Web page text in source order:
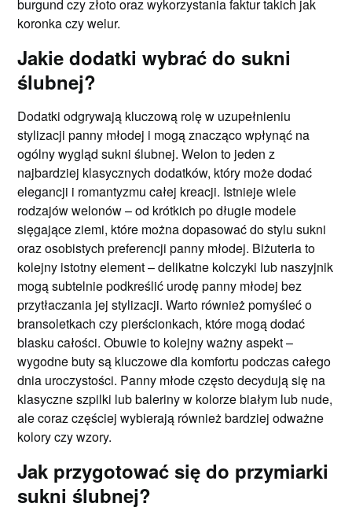
burgund czy złoto oraz wykorzystania faktur takich jak
koronka czy welur.
Jakie dodatki wybrać do sukni
ślubnej?
Dodatki odgrywają kluczową rolę w uzupełnieniu
stylizacji panny młodej i mogą znacząco wpłynąć na
ogólny wygląd sukni ślubnej. Welon to jeden z
najbardziej klasycznych dodatków, który może dodać
elegancji i romantyzmu całej kreacji. Istnieje wiele
rodzajów welonów – od krótkich po długie modele
sięgające ziemi, które można dopasować do stylu sukni
oraz osobistych preferencji panny młodej. Biżuteria to
kolejny istotny element – delikatne kolczyki lub naszyjnik
mogą subtelnie podkreślić urodę panny młodej bez
przytłaczania jej stylizacji. Warto również pomyśleć o
bransoletkach czy pierścionkach, które mogą dodać
blasku całości. Obuwie to kolejny ważny aspekt –
wygodne buty są kluczowe dla komfortu podczas całego
dnia uroczystości. Panny młode często decydują się na
klasyczne szpilki lub baleriny w kolorze białym lub nude,
ale coraz częściej wybierają również bardziej odważne
kolory czy wzory.
Jak przygotować się do przymiarki
sukni ślubnej?